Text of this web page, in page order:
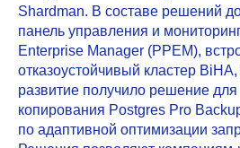
Shardman. В составе решений
панель управления и
Enterprise Manager (PPEM),
отказоустойчивый кластер
развитие получило решение для
копирования Postgres Pro
по адаптивной оптимизации